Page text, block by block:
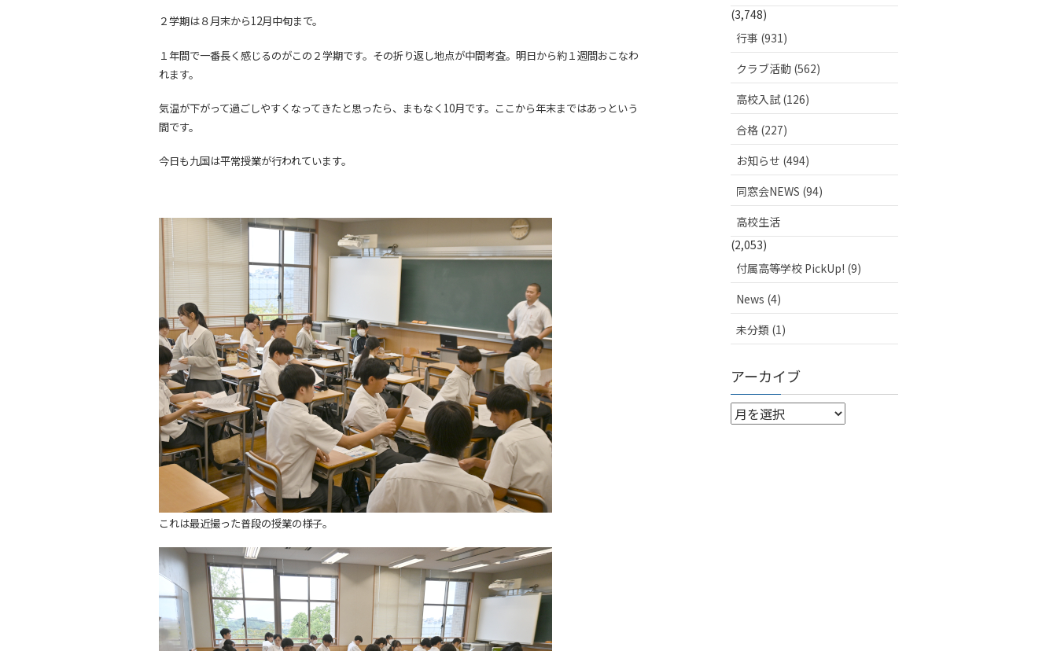
２学期は８月末から12月中旬まで。
１年間で一番長く感じるのがこの２学期です。その折り返し地点が中間考査。明日から約１週間おこなわ
れます。
気温が下がって過ごしやすくなってきたと思ったら、まもなく10月です。ここから年末まではあっという
間です。
今日も九国は平常授業が行われています。
これは最近撮った普段の授業の様子。
(3,748)
行事 (931)
クラブ活動 (562)
高校入試 (126)
合格 (227)
お知らせ (494)
同窓会NEWS (94)
高校生活
(2,053)
付属高等学校 PickUp! (9)
News (4)
未分類 (1)
アーカイブ